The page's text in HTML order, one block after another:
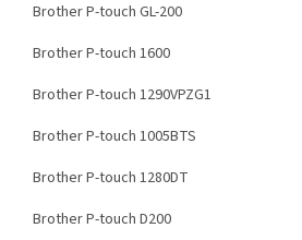
Brother P-touch GL-200
Brother P-touch 1600
Brother P-touch 1290VPZG1
Brother P-touch 1005BTS
Brother P-touch 1280DT
Brother P-touch D200